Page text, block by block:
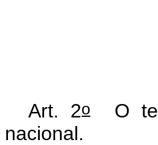
Art. 2oO
nacional.